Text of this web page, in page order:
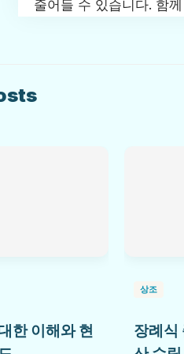
줄어들 수 있습니다. 함
한 이해와 현
상조
장례식